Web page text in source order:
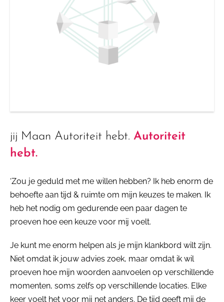
jij Maan Autoriteit hebt. Autoriteit
hebt.
‘Zou je geduld met me willen hebben? Ik heb enorm de
behoefte aan tijd & ruimte om mijn keuzes te maken. Ik
heb het nodig om gedurende een paar dagen te
proeven hoe een keuze voor mij voelt.
Je kunt me enorm helpen als je mijn klankbord wilt zijn.
Niet omdat ik jouw advies zoek, maar omdat ik wil
proeven hoe mijn woorden aanvoelen op verschillende
momenten, soms zelfs op verschillende locaties. Elke
keer voelt het voor mij net anders. De tijd geeft mij de